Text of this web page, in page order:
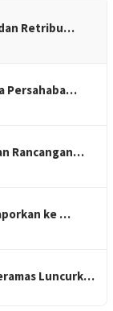
Retribu…
Persahaba…
Rancangan…
ke …
Luncurk…